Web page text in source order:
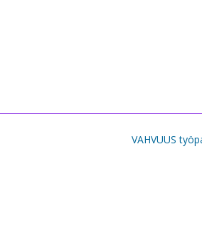
VAHVUUS